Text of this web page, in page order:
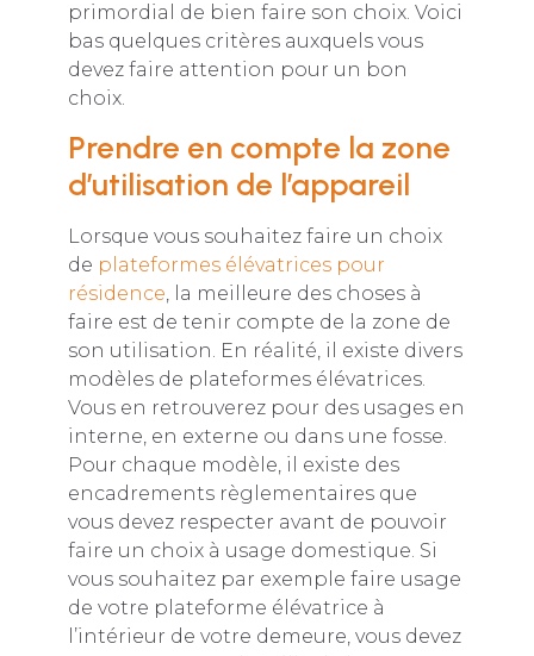
primordial de bien faire son choix. Voici
bas quelques critères auxquels vous
devez faire attention pour un bon
choix.
Prendre en compte la zone
d’utilisation de l’appareil
Lorsque vous souhaitez faire un choix
de plateformes élévatrices pour
résidence, la meilleure des choses à
faire est de tenir compte de la zone de
son utilisation. En réalité, il existe divers
modèles de plateformes élévatrices.
Vous en retrouverez pour des usages en
interne, en externe ou dans une fosse.
Pour chaque modèle, il existe des
encadrements règlementaires que
vous devez respecter avant de pouvoir
faire un choix à usage domestique. Si
vous souhaitez par exemple faire usage
de votre plateforme élévatrice à
l’intérieur de votre demeure, vous devez